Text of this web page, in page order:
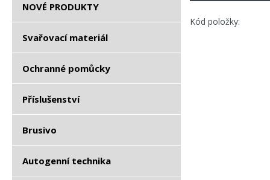
NOVÉ PRODUKTY
Svařovací materiál
Ochranné pomůcky
Příslušenství
Brusivo
Autogenní technika
Kód položky: